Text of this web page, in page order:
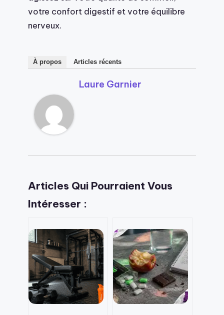
votre confort digestif et votre équilibre
nerveux.
À propos Articles récents
Laure Garnier
Articles Qui Pourraient Vous
Intéresser :